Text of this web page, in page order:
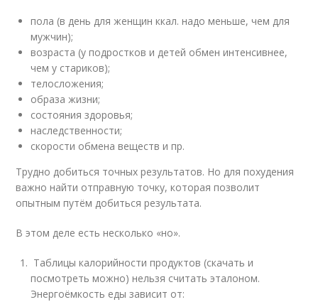
пола (в день для женщин ккал. надо меньше, чем для
мужчин);
возраста (у подростков и детей обмен интенсивнее,
чем у стариков);
телосложения;
образа жизни;
состояния здоровья;
наследственности;
скорости обмена веществ и пр.
Трудно добиться точных результатов. Но для похудения
важно найти отправную точку, которая позволит
опытным путём добиться результата.
В этом деле есть несколько «но».
Таблицы калорийности продуктов (скачать и
посмотреть можно) нельзя считать эталоном.
Энергоёмкость еды зависит от: